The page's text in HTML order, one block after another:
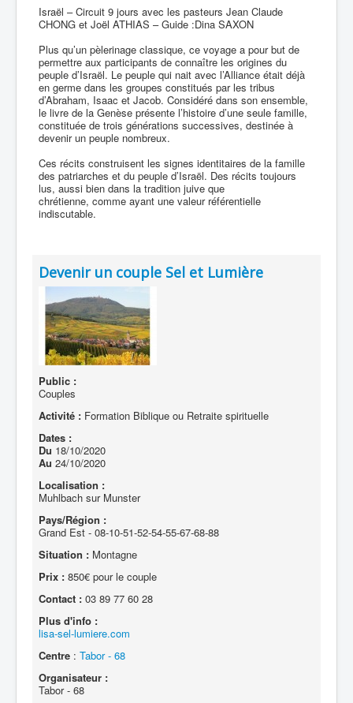
Israël – Circuit 9 jours avec les pasteurs Jean Claude
CHONG et Joël ATHIAS – Guide :Dina SAXON
Plus qu’un pèlerinage classique, ce voyage a pour but de
permettre aux participants de connaître les origines du
peuple d’Israël. Le peuple qui nait avec l’Alliance était déjà
en germe dans les groupes constitués par les tribus
d’Abraham, Isaac et Jacob. Considéré dans son ensemble,
le livre de la Genèse présente l’histoire d’une seule famille,
constituée de trois générations successives, destinée à
devenir un peuple nombreux.
Ces récits construisent les signes identitaires de la famille
des patriarches et du peuple d’Israël. Des récits toujours
lus, aussi bien dans la tradition juive que
chrétienne, comme ayant une valeur référentielle
indiscutable.
Devenir un couple Sel et Lumière
Public :
Couples
Activité : Formation Biblique ou Retraite spirituelle
Dates :
Du 18/10/2020
Au 24/10/2020
Localisation :
Muhlbach sur Munster
Pays/Région :
Grand Est - 08-10-51-52-54-55-67-68-88
Situation : Montagne
Prix : 850€ pour le couple
Contact : 03 89 77 60 28
Plus d'info :
lisa-sel-lumiere.com
Centre : Tabor - 68
Organisateur :
Tabor - 68